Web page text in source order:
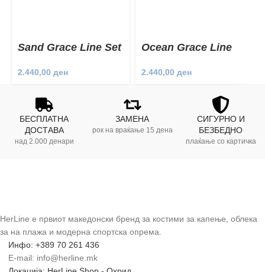
Sand Grace Line Set
2.440,00 ден
Ocean Grace Line
2.440,00 ден
БЕСПЛАТНА
ДОСТАВА
над 2.000 денари
ЗАМЕНА
рок на враќање 15 дена
СИГУРНО И
БЕЗБЕДНО
плаќање со картичка
HerLine е првиот македонски бренд за костими за капење, облека
за на плажа и модерна спортска опрема.
Инфо: +389 70 261 436
E-mail: info@herline.mk